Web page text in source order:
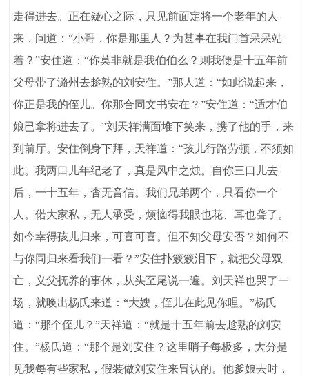
走得进去。正在疑心之际，只见前面定将一个老年的人
来，问道：“小哥，你是那里人？为甚事在我门首呆呆站
着？”安住道：“你莫非就是我伯伯么？则我便是十五年前
父母带了潞州去趁熟的刘安住。”那人道：“如此说起来，
你正是我的侄儿。你那合同文书安在？”安住道：“适才伯
娘已拿将进去了。”刘天祥满面堆下笑来，携了他的手，来
到前厅。安住倒身下拜，天祥道：“孩儿行路劳顿，不须如
此。我两口儿年纪老了，真是风中之烛。自你三口儿去
后，一十五年，杳无音信。我们兄弟两个，只看你一个
人。偌大家私，无人承受，烦恼得我眼也花、耳也聋了。
如今幸得孩儿归来，可喜可喜。但不知父母安否？如何不
与你同归来看我们一看？”安住扑簌簌泪下，就把父母双
亡，义父抚养的事休，从头至尾说一遍。刘天祥也哭了一
场，就唤出杨氏来道：“大嫂，侄儿在此见你哩。”杨氏
道：“那个侄儿？”天祥道：“就是十五年前去趁熟的刘安
住。”杨氏道：“那个是刘安住？这里哨子每极多，大分是
见我每有些家私，假装做刘安住来冒认的。他爹娘去时，